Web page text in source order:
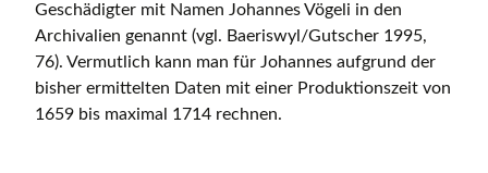
Geschädigter mit Namen Johannes Vögeli in den
Archivalien genannt (vgl. Baeriswyl/Gutscher 1995,
76). Vermutlich kann man für Johannes aufgrund der
bisher ermittelten Daten mit einer Produktionszeit von
1659 bis maximal 1714 rechnen.